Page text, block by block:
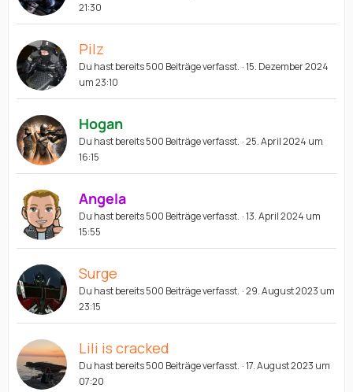
21:30
Pilz
Du hast bereits 500 Beiträge verfasst. 15. Dezember 2024
um 23:10
Hogan
Du hast bereits 500 Beiträge verfasst. 25. April 2024 um
16:15
Angela
Du hast bereits 500 Beiträge verfasst. 13. April 2024 um
15:55
Surge
Du hast bereits 500 Beiträge verfasst. 29. August 2023 um
23:15
Lili is cracked
Du hast bereits 500 Beiträge verfasst. 17. August 2023 um
07:20